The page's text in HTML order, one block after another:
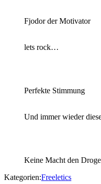
Fjodor der Motivator
lets rock…
Perfekte Stimmung
Und immer wieder
Keine Macht den
Kategorien:Freeletics